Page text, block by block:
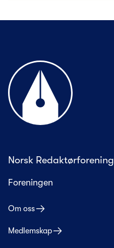
Til forsiden
Norsk Redaktørforening
Foreningen
Om oss
Medlemskap